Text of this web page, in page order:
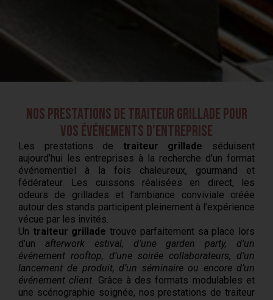
Nos prestations de traiteur grillade pour
vos événements d’entreprise
Les prestations de traiteur grillade séduisent
aujourd’hui les entreprises à la recherche d’un format
événementiel à la fois chaleureux, gourmand et
fédérateur. Les cuissons réalisées en direct, les
odeurs de grillades et l’ambiance conviviale créée
autour des stands participent pleinement à l’expérience
vécue par les invités.
Un traiteur grillade trouve parfaitement sa place lors
d’un afterwork estival, d’une garden party, d’un
événement rooftop, d’une soirée collaborateurs, d’un
lancement de produit, d’un séminaire ou encore d’un
événement client . Grâce à des formats modulables et
une scénographie soignée, nos prestations de traiteur